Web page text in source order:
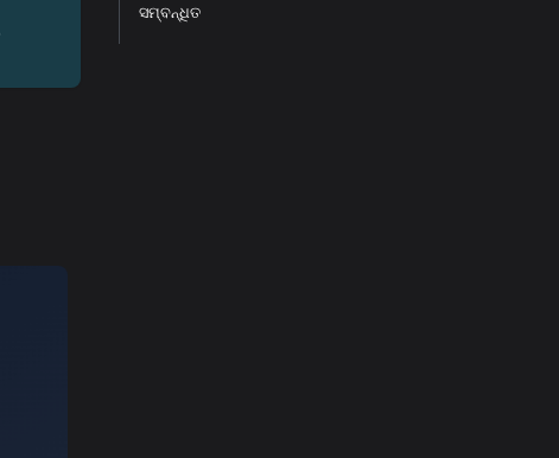
ସମ୍ବନ୍ଧିତ